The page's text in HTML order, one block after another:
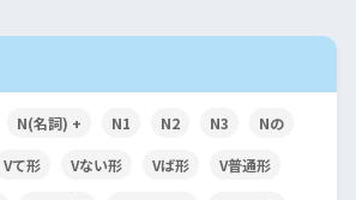
N(名詞) + N1 N2 N3 Nの
Vて形 Vない形 Vば形 V普通形